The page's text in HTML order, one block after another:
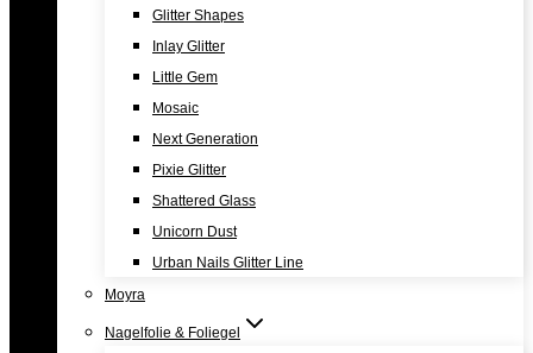
Glitter Shapes
Inlay Glitter
Little Gem
Mosaic
Next Generation
Pixie Glitter
Shattered Glass
Unicorn Dust
Urban Nails Glitter Line
Moyra
Nagelfolie & Foliegel